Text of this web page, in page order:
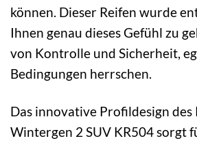
können. Dieser Reifen wurde
Ihnen genau dieses Gefühl zu
von Kontrolle und Sicherheit,
Bedingungen herrschen.
Das innovative Profildesign des
Wintergen 2 SUV KR504 sorgt